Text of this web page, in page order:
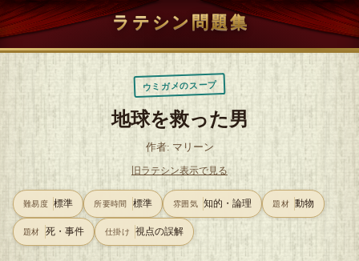
ラテシン問題集
ウミガメのスープ
地球を救った男
作者: マリーン
旧ラテシン表示で見る
難易度 標準 所要時間 標準 雰囲気 知的・論理 題材 動物
題材 死・事件 仕掛け 視点の誤解